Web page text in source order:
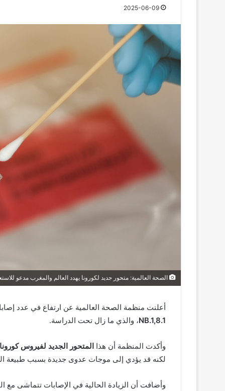
2025-06-09
الصحة العالمية: متحور جديد لكورونا يهدد العالم والمغرب مدعو
أعلنت منظمة الصحة العالمية عن ارتفاع في عدد
NB.1,8.1، والذي ما زال تحت الدراسة.
وأكدت المنظمة أن هذا المتحور الجديد لفيروس كورونا
لكنه قد يؤدي إلى موجات عدوى جديدة بسبب طبيعة
وأضافت أن الزيادة الحالية في الإصابات تتماشى